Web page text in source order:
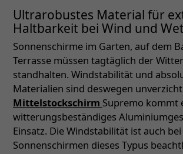
Ultrarobustes Material für
Haltbarkeit bei Wind und
Sonnenschirme im Garten, auf dem
Terrasse müssen tagtäglich der
standhalten. Windstabilität und
Materialien sind deswegen
Mittelstockschirm Supremo kommt
witterungsbeständiges
Einsatz. Die Windstabilität ist auch
Sonnenschirmen dieses Typus